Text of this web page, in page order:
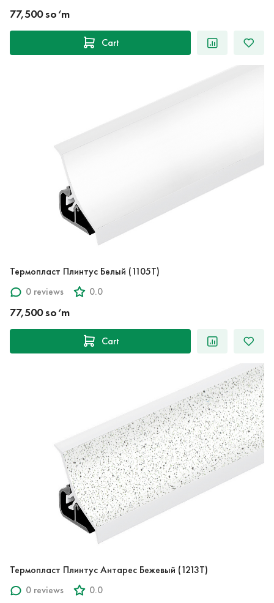
77,500 so‘m
Cart
Термопласт Плинтус Белый (1105T)
0 reviews
0.0
77,500 so‘m
Cart
Термопласт Плинтус Антарес Бежевый (1213T)
0 reviews
0.0